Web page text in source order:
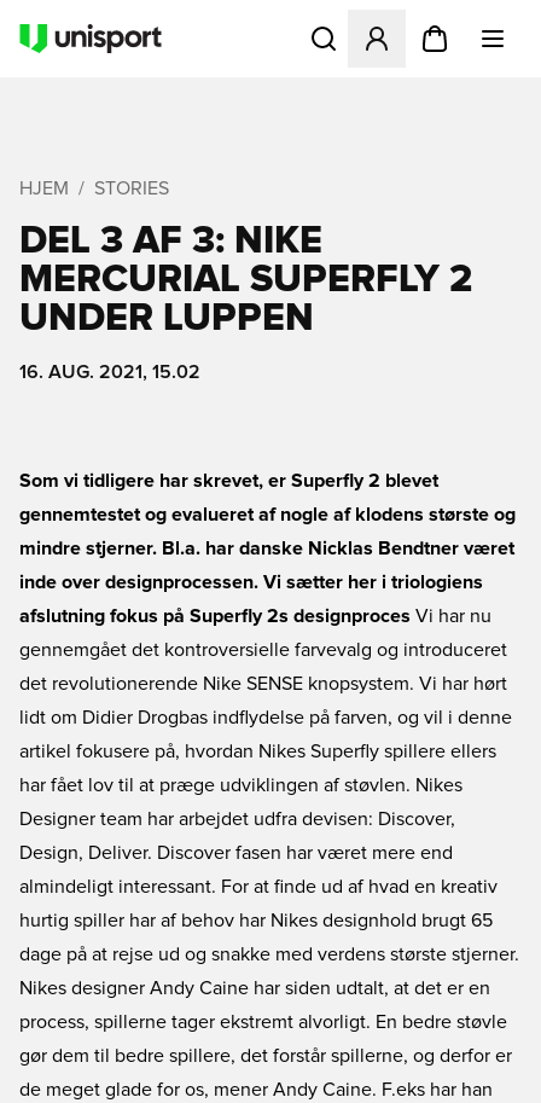
Åbner en Modal til at
HJEM STORIES
DEL 3 AF 3: NIKE
MERCURIAL SUPERFLY 2
UNDER LUPPEN
16. AUG. 2021, 15.02
Som vi tidligere har skrevet, er Superfly 2 blevet
gennemtestet og evalueret af nogle af klodens største og
mindre stjerner. Bl.a. har danske Nicklas Bendtner været
inde over designprocessen. Vi sætter her i triologiens
afslutning fokus på Superfly 2s designproces Vi har nu
gennemgået det kontroversielle farvevalg og introduceret
det revolutionerende Nike SENSE knopsystem. Vi har hørt
lidt om Didier Drogbas indflydelse på farven, og vil i denne
artikel fokusere på, hvordan Nikes Superfly spillere ellers
har fået lov til at præge udviklingen af støvlen. Nikes
Designer team har arbejdet udfra devisen: Discover,
Design, Deliver. Discover fasen har været mere end
almindeligt interessant. For at finde ud af hvad en kreativ
hurtig spiller har af behov har Nikes designhold brugt 65
dage på at rejse ud og snakke med verdens største stjerner.
Nikes designer Andy Caine har siden udtalt, at det er en
process, spillerne tager ekstremt alvorligt. En bedre støvle
gør dem til bedre spillere, det forstår spillerne, og derfor er
de meget glade for os, mener Andy Caine. F.eks har han